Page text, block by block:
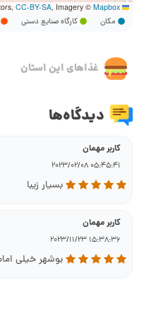
Leaflet
CC-BY-SA, Imagery © Mapbox
مکان کارگاه صنایع دستی
غذاهای این استان
دیدگاه‌ها
کاربر مهمان
05:45:41 2023/02/08
بسیار زیبا
کاربر مهمان
15:38:36 2023/11/23
بوشهر خیلی